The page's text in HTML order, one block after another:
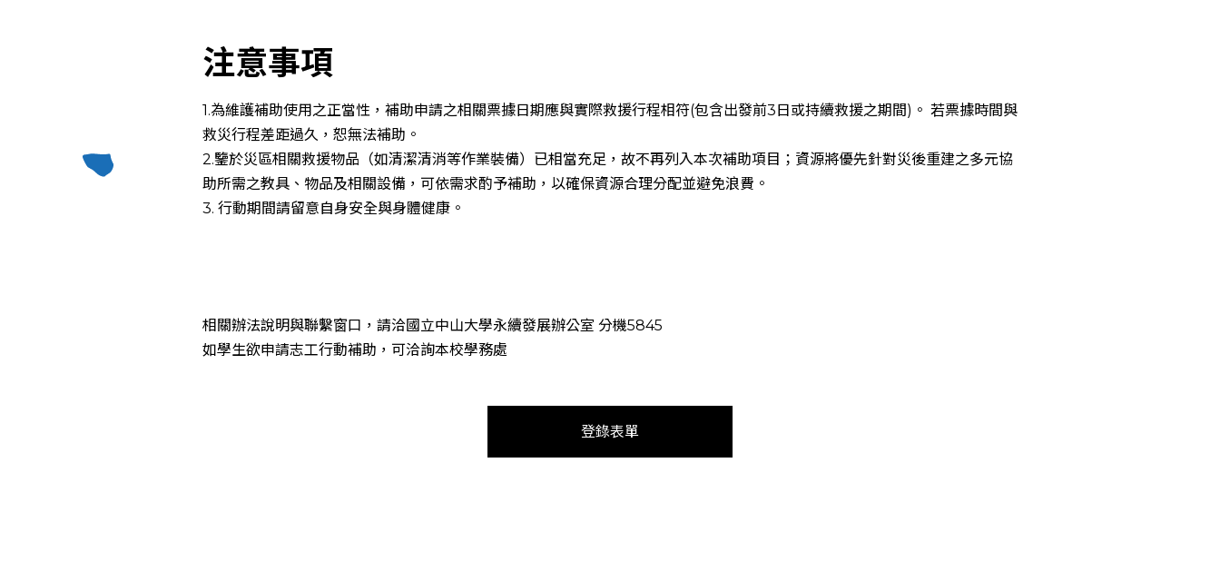
注意事項
1.為維護補助使用之正當性，補助申請之相關票據日期應與實際救援行程相符(包含出發前3日或持續救援之期間)。 若票據時間與
救災行程差距過久，恕無法補助。
2.鑒於災區相關救援物品（如清潔清消等作業裝備）已相當充足，故不再列入本次補助項目；資源將優先針對災後重建之多元協
助所需之教具、物品及相關設備，可依需求酌予補助，以確保資源合理分配並避免浪費。
3. 行動期間請留意自身安全與身體健康。
相關辦法說明與聯繫窗口，請洽國立中山大學永續發展辦公室 分機5845
如學生欲申請志工行動補助，可洽詢本校學務處
登錄表單